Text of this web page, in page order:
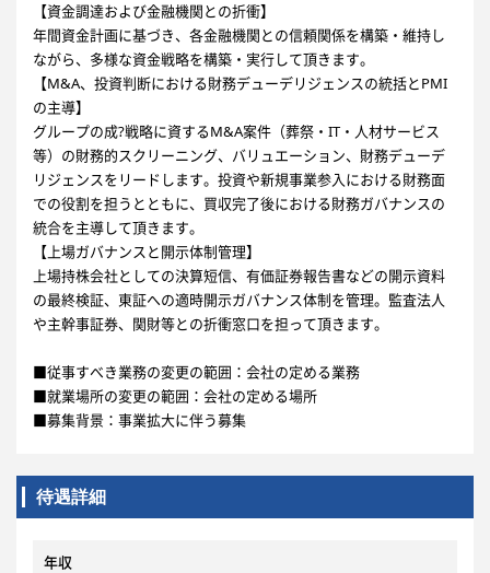
【資金調達および金融機関との折衝】
年間資金計画に基づき、各金融機関との信頼関係を構築・維持し
ながら、多様な資金戦略を構築・実行して頂きます。
【M&A、投資判断における財務デューデリジェンスの統括とPMI
の主導】
グループの成?戦略に資するM&A案件（葬祭・IT・人材サービス
等）の財務的スクリーニング、バリュエーション、財務デューデ
リジェンスをリードします。投資や新規事業参入における財務面
での役割を担うとともに、買収完了後における財務ガバナンスの
統合を主導して頂きます。
【上場ガバナンスと開示体制管理】
上場持株会社としての決算短信、有価証券報告書などの開示資料
の最終検証、東証への適時開示ガバナンス体制を管理。監査法人
や主幹事証券、関財等との折衝窓口を担って頂きます。
■従事すべき業務の変更の範囲：会社の定める業務
■就業場所の変更の範囲：会社の定める場所
■募集背景：事業拡大に伴う募集
待遇詳細
年収